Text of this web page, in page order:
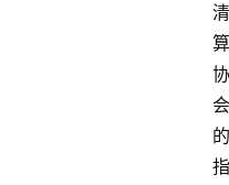
清
算
协
会
的
指